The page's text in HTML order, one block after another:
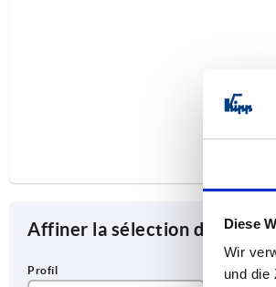
Diese
Wir
und die
Affiner la sélection des